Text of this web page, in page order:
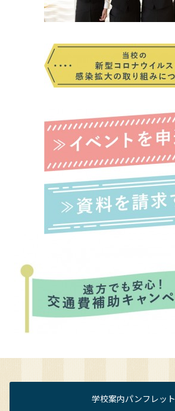
学校案内パンフレット